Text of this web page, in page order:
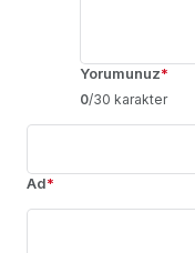
Yorumunuz*
0/30 karakter
Ad*